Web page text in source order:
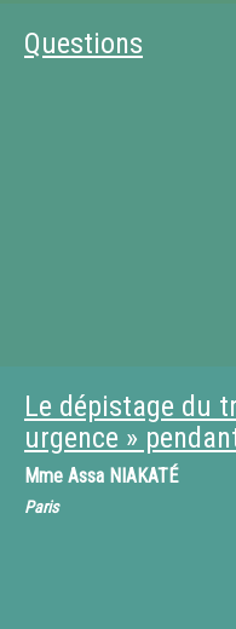
Questions
Le dépistage du
urgence »
Mme Assa NIAKATÉ
Paris